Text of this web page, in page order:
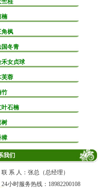
竺桂
楠
角枫
国冬青
禾女贞球
芙蓉
竹
叶石楠
树
樟
我们
联 系 人：张总（总经理）
24小时服务热线：18982200108